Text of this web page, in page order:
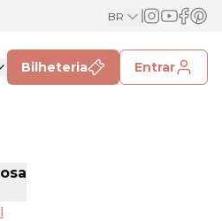
BR
Bilheteria Entrar